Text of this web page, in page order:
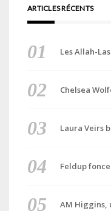
ARTICLES RÉCENTS
Les Allah-
Chelsea
Laura Veirs
Feldup
AM Higgins,